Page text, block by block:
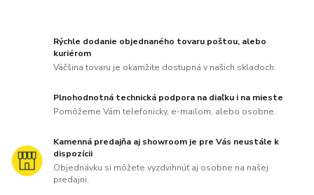
Rýchle dodanie objednaného tovaru poštou, alebo
kuriérom
Väčšina tovaru je okamžite dostupná v našich skladoch.
Plnohodnotná technická podpora na diaľku i na mieste
Pomôžeme Vám telefonicky, e-mailom, alebo osobne.
Kamenná predajňa aj showroom je pre Vás neustále k
dispozícii
Objednávku si môžete vyzdvihnúť aj osobne na našej
predajni.